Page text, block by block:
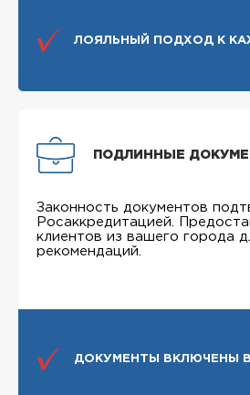
ЛОЯЛЬНЫЙ ПОДХОД К
ПОДЛИННЫЕ
Законность документов
Росаккредитацией.
клиентов из вашего города
рекомендаций.
ДОКУМЕНТЫ ВКЛЮЧЕНЫ